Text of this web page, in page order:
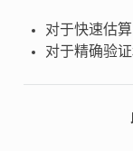
对于快速估
对于精确验